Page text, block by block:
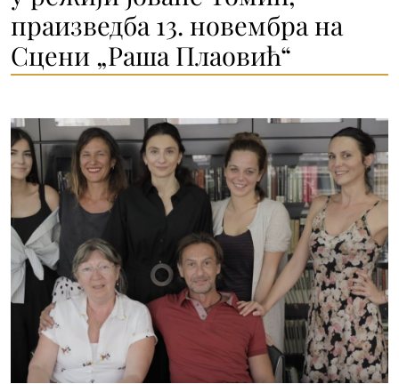
праизведба 13. новембра на
Сцени „Раша Плаовић“